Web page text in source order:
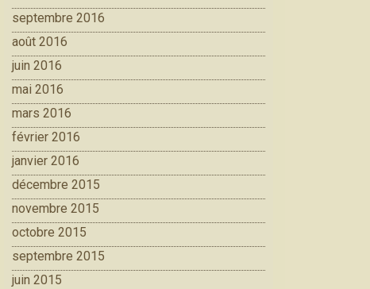
septembre 2016
août 2016
juin 2016
mai 2016
mars 2016
février 2016
janvier 2016
décembre 2015
novembre 2015
octobre 2015
septembre 2015
juin 2015